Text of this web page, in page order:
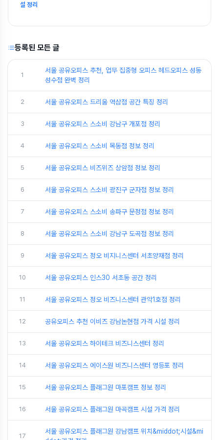
설 정리
등록된 모든 글
1
서울 공유오피스 추천, 업무 집중형 오피스 헤드오피스 성동
성수점 완벽 정리
2 서울 공유오피스 드리움 역삼점 공간 특징 정리
3 서울 공유오피스 스소비 강남구 개포점 정리
4 서울 공유오피스 스소비 목동점 정보 정리
5 서울 공유오피스 비즈위즈 상암점 정보 정리
6 서울 공유오피스 스소비 광진구 군자점 정보 정리
7 서울 공유오피스 스소비 송파구 문정점 정보 정리
8 서울 공유오피스 스소비 강남구 도곡점 정보 정리
9 서울 공유오피스 정오 비지니스센터 서초양재점 정리
10 서울 공유오피스 인스30 서초동 공간 정리
11 서울 공유오피스 정오 비즈니스센터 관악1호점 정리
12 공유오피스 추천 이비즈 강남논현점 가격 시설 정리
13 서울 공유오피스 하이테크 비즈니스센터 정리
14 서울 공유오피스 에이스원 비즈니스센터 영등포 정리
15 서울 공유오피스 플래그원 마포캠프 정보 정리
16 서울 공유오피스 플래그원 마곡캠프 시설 가격 정리
17
서울 공유오피스 플래그원 강남캠프 위치&middot;시설&mi